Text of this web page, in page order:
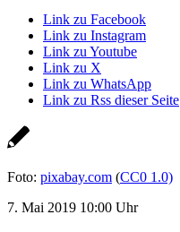
Link zu Facebook
Link zu Instagram
Link zu Youtube
Link zu X
Link zu WhatsApp
Link zu Rss dieser Seite
Foto: pixabay.com (CC0 1.0)
7. Mai 2019 10:00 Uhr